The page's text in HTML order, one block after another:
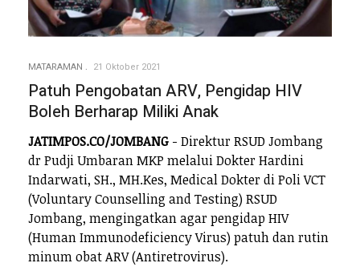
MATARAMAN 21 Oktober 2021
Patuh Pengobatan ARV, Pengidap HIV
Boleh Berharap Miliki Anak
JATIMPOS.CO/JOMBANG - Direktur RSUD Jombang
dr Pudji Umbaran MKP melalui Dokter Hardini
Indarwati, SH., MH.Kes, Medical Dokter di Poli VCT
(Voluntary Counselling and Testing) RSUD
Jombang, mengingatkan agar pengidap HIV
(Human Immunodeficiency Virus) patuh dan rutin
minum obat ARV (Antiretrovirus).